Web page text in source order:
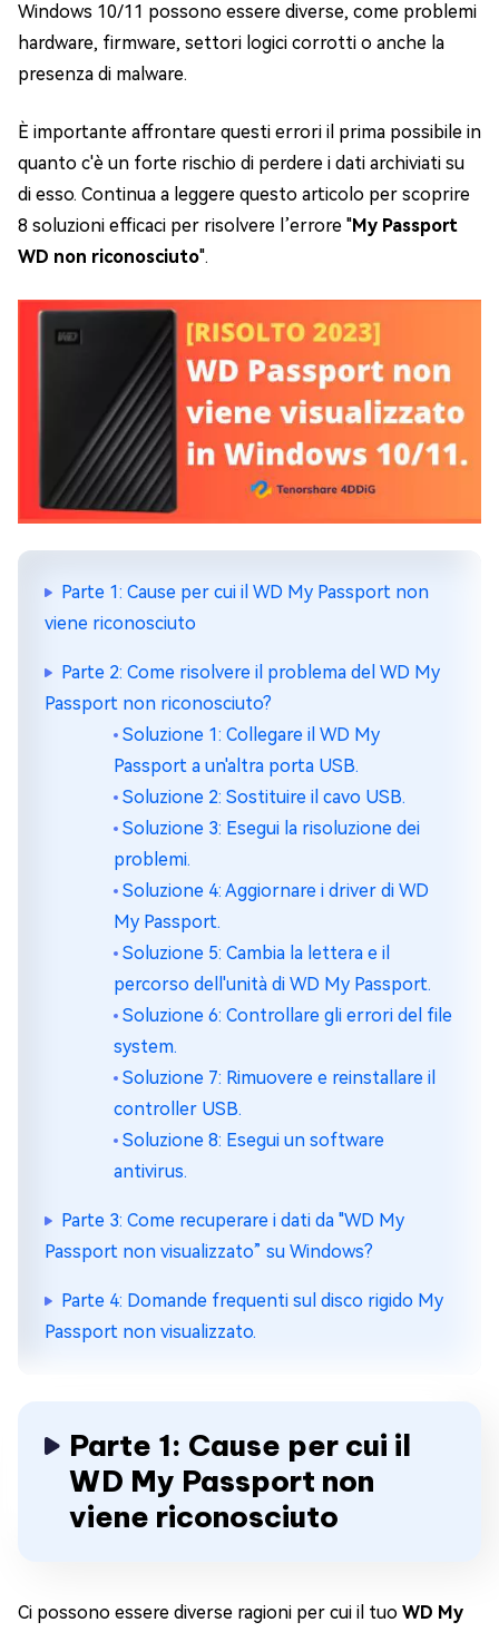
Windows 10/11 possono essere diverse, come problemi
hardware, firmware, settori logici corrotti o anche la
presenza di malware.
È importante affrontare questi errori il prima possibile in
quanto c'è un forte rischio di perdere i dati archiviati su
di esso. Continua a leggere questo articolo per scoprire
8 soluzioni efficaci per risolvere l’errore "My Passport
WD non riconosciuto".
Parte 1: Cause per cui il WD My Passport non
viene riconosciuto
Parte 2: Come risolvere il problema del WD My
Passport non riconosciuto?
Soluzione 1: Collegare il WD My
Passport a un'altra porta USB.
Soluzione 2: Sostituire il cavo USB.
Soluzione 3: Esegui la risoluzione dei
problemi.
Soluzione 4: Aggiornare i driver di WD
My Passport.
Soluzione 5: Cambia la lettera e il
percorso dell'unità di WD My Passport.
Soluzione 6: Controllare gli errori del file
system.
Soluzione 7: Rimuovere e reinstallare il
controller USB.
Soluzione 8: Esegui un software
antivirus.
Parte 3: Come recuperare i dati da "WD My
Passport non visualizzato” su Windows?
Parte 4: Domande frequenti sul disco rigido My
Passport non visualizzato.
Parte 1: Cause per cui il
WD My Passport non
viene riconosciuto
Ci possono essere diverse ragioni per cui il tuo WD My